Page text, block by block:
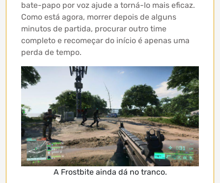
bate-papo por voz ajude a torná-lo mais eficaz.
Como está agora, morrer depois de alguns
minutos de partida, procurar outro time
completo e recomeçar do início é apenas uma
perda de tempo.
A Frostbite ainda dá no tranco.